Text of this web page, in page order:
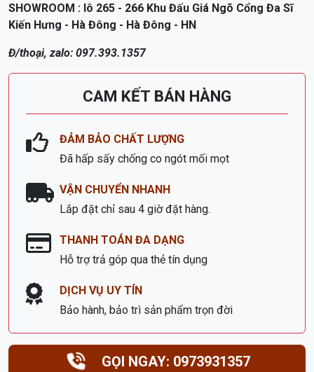
SHOWROOM : lô 265 - 266 Khu Đấu Giá Ngõ Cổng Đa Sĩ
Kiến Hưng - Hà Đông - Hà Đông - HN
Đ/thoại, zalo: 097.393.1357
CAM KẾT BÁN HÀNG
ĐẢM BẢO CHẤT LƯỢNG
Đã hấp sấy chống co ngót mối mọt
VẬN CHUYỂN NHANH
Lắp đặt chỉ sau 4 giờ đặt hàng.
THANH TOÁN ĐA DẠNG
Hỗ trợ trả góp qua thẻ tín dụng
DỊCH VỤ UY TÍN
Bảo hành, bảo trì sản phẩm trọn đời
GỌI NGAY: 0973931357